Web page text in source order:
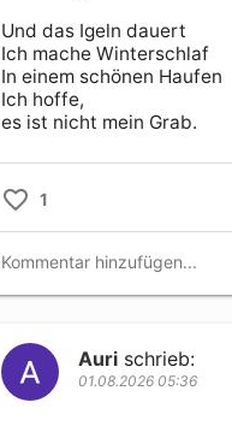
Und das Igeln dauert
Ich mache Winterschlaf
In einem schönen Haufen
Ich hoffe,
es ist nicht mein Grab.
1
Auri schrieb:
01.08.2026 05:36